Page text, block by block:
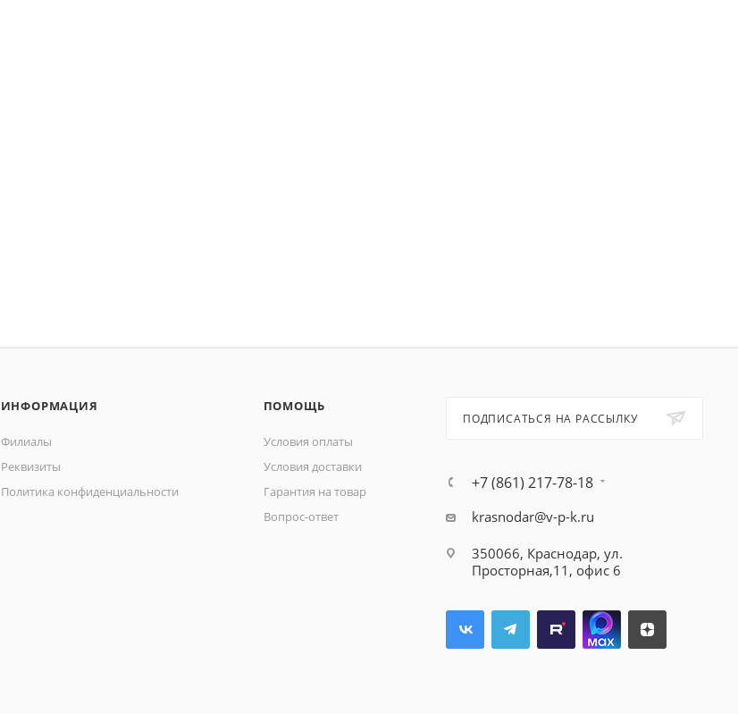
ИНФОРМАЦИЯ
Филиалы
Реквизиты
Политика конфиденциальности
ПОМОЩЬ
Условия оплаты
Условия доставки
Гарантия на товар
Вопрос-ответ
ПОДПИСАТЬСЯ НА РАССЫЛКУ
+7 (861) 217-78-18
krasnodar@v-p-k.ru
350066, Краснодар, ул.
Просторная,11, офис 6